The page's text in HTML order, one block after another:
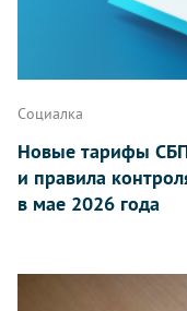
Социалка
Новые тарифы
и правила
в мае 2026 года